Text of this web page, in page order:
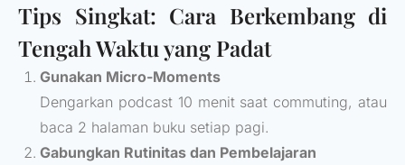
Tips Singkat: Cara Berkembang di
Tengah Waktu yang Padat
Gunakan Micro-Moments
Dengarkan podcast 10 menit saat commuting, atau
baca 2 halaman buku setiap pagi.
Gabungkan Rutinitas dan Pembelajaran